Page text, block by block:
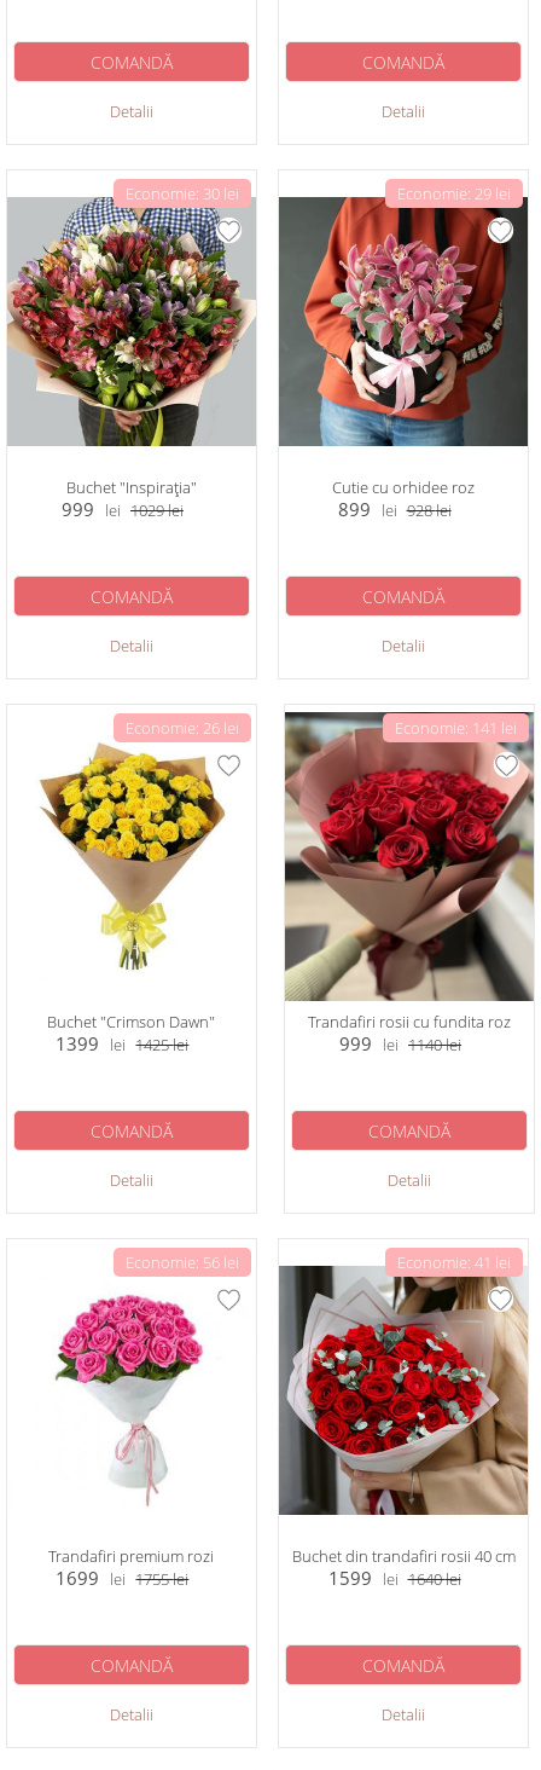
Detalii
COMANDĂ
Detalii
COMANDĂ
Economie: 30 lei
Buchet "Inspirația"
999 lei 1029lei
Detalii
COMANDĂ
Economie: 29 lei
Сutie cu orhidee roz
899 lei 928lei
Detalii
COMANDĂ
Economie: 26 lei
Buchet "Crimson Dawn"
1399 lei 1425lei
Detalii
COMANDĂ
Economie: 141 lei
Trandafiri rosii cu fundita roz
999 lei 1140lei
Detalii
COMANDĂ
Economie: 56 lei
Trandafiri premium rozi
1699 lei 1755lei
Detalii
COMANDĂ
Economie: 41 lei
Buchet din trandafiri rosii 40 cm
1599 lei 1640lei
Detalii
COMANDĂ